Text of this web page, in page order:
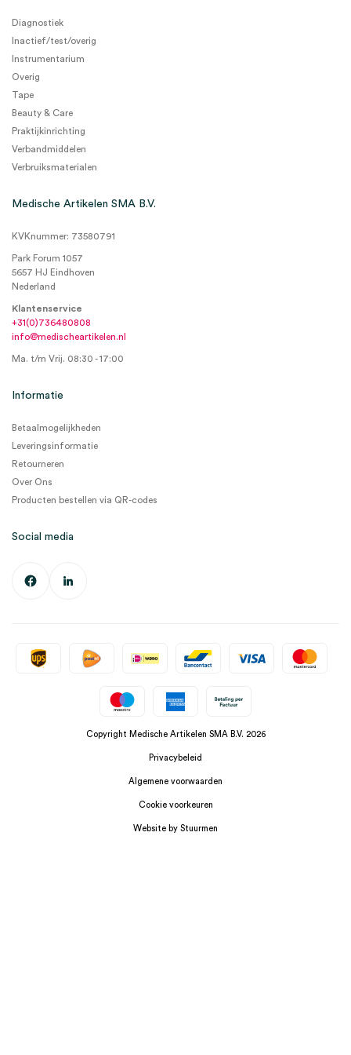
Diagnostiek
Inactief/test/overig
Instrumentarium
Overig
Tape
Beauty & Care
Praktijkinrichting
Verbandmiddelen
Verbruiksmaterialen
Medische Artikelen SMA B.V.
KVKnummer: 73580791
Park Forum 1057
5657 HJ Eindhoven
Nederland
Klantenservice
+31(0)736480808
info@medischeartikelen.nl
Ma. t/m Vrij. 08:30 - 17:00
Informatie
Betaalmogelijkheden
Leveringsinformatie
Retourneren
Over Ons
Producten bestellen via QR-codes
Social media
Copyright Medische Artikelen SMA B.V. 2026
Privacybeleid
Algemene voorwaarden
Cookie voorkeuren
Website by Stuurmen